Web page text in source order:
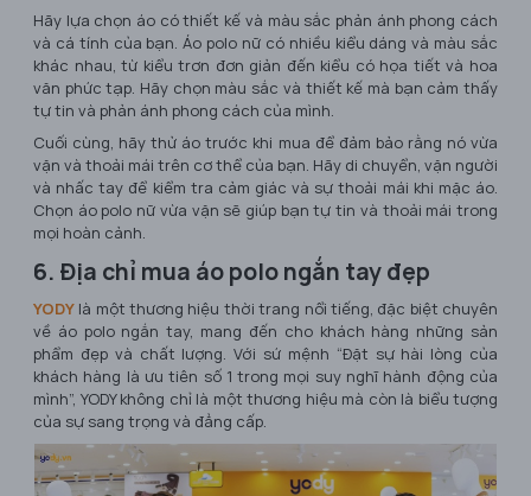
Hãy lựa chọn áo có thiết kế và màu sắc phản ánh phong cách
và cá tính của bạn. Áo polo nữ có nhiều kiểu dáng và màu sắc
khác nhau, từ kiểu trơn đơn giản đến kiểu có họa tiết và hoa
văn phức tạp. Hãy chọn màu sắc và thiết kế mà bạn cảm thấy
tự tin và phản ánh phong cách của mình.
Cuối cùng, hãy thử áo trước khi mua để đảm bảo rằng nó vừa
vặn và thoải mái trên cơ thể của bạn. Hãy di chuyển, vặn người
và nhấc tay để kiểm tra cảm giác và sự thoải mái khi mặc áo.
Chọn áo polo nữ vừa vặn sẽ giúp bạn tự tin và thoải mái trong
mọi hoàn cảnh.
6. Địa chỉ mua áo polo ngắn tay đẹp
YODY là một thương hiệu thời trang nổi tiếng, đặc biệt chuyên
về áo polo ngắn tay, mang đến cho khách hàng những sản
phẩm đẹp và chất lượng. Với sứ mệnh “Đặt sự hài lòng của
khách hàng là ưu tiên số 1 trong mọi suy nghĩ hành động của
mình”, YODY không chỉ là một thương hiệu mà còn là biểu tượng
của sự sang trọng và đẳng cấp.